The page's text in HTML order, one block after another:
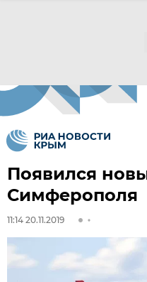
Появился
Симферополя
11:14 20.11.2019